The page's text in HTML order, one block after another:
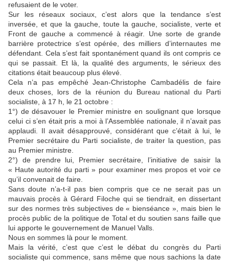
refusaient de le voter.
Sur les réseaux sociaux, c’est alors que la tendance s’est
inversée, et que la gauche, toute la gauche, socialiste, verte et
Front de gauche a commencé à réagir. Une sorte de grande
barrière protectrice s’est opérée, des milliers d’internautes me
défendant. Cela s’est fait spontanément quand ils ont compris ce
qui se passait. Et là, la qualité des arguments, le sérieux des
citations était beaucoup plus élevé.
Cela n’a pas empêché Jean-Christophe Cambadélis de faire
deux choses, lors de la réunion du Bureau national du Parti
socialiste, à 17 h, le 21 octobre :
1°) de désavouer le Premier ministre en soulignant que lorsque
celui ci s’en était pris a moi à l’Assemblée nationale, il n’avait pas
applaudi. Il avait désapprouvé, considérant que c’était à lui, le
Premier secrétaire du Parti socialiste, de traiter la question, pas
au Premier ministre.
2°) de prendre lui, Premier secrétaire, l’initiative de saisir la
« Haute autorité du parti » pour examiner mes propos et voir ce
qu’il convenait de faire.
Sans doute n’a-t-il pas bien compris que ce ne serait pas un
mauvais procès à Gérard Filoche qui se tiendrait, en dissertant
sur des normes très subjectives de « bienséance », mais bien le
procès public de la politique de Total et du soutien sans faille que
lui apporte le gouvernement de Manuel Valls.
Nous en sommes là pour le moment.
Mais la vérité, c’est que c’est le débat du congrès du Parti
socialiste qui commence, sans même que nous sachions la date